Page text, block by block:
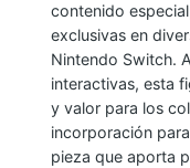
contenido
exclusivas en
Nintendo Switch.
interactivas, esta
y valor para los
incorporación
pieza que aporta